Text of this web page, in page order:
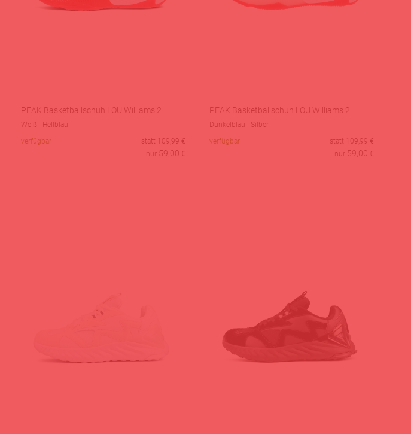
PEAK Basketballschuh LOU Williams 2
Weiß - Hellblau
verfügbar
statt 109,99 €
nur 59,00 €
PEAK Basketballschuh LOU Williams 2
Dunkelblau - Silber
verfügbar
statt 109,99 €
nur 59,00 €